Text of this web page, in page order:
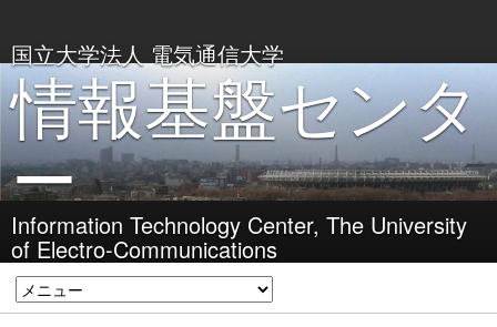
国立大学法人 電気通信大学
情報基盤センタ
ー
Information Technology Center, The University
of Electro-Communications